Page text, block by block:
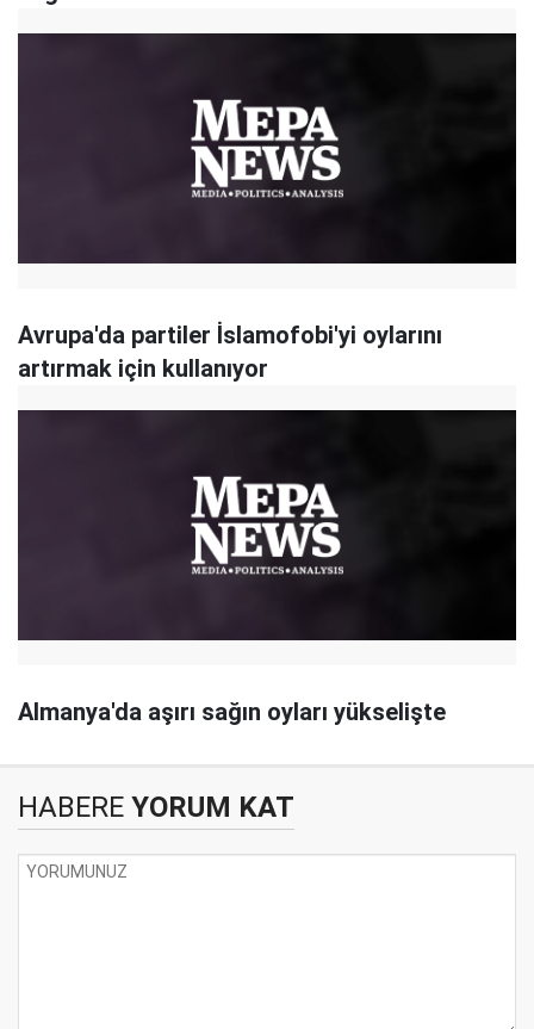
Avrupa'da partiler İslamofobi'yi oylarını
artırmak için kullanıyor
Almanya'da aşırı sağın oyları yükselişte
HABERE YORUM KAT